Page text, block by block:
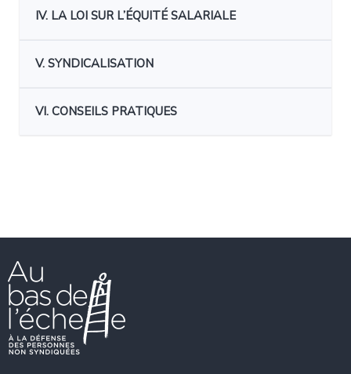
IV. LA LOI SUR L’ÉQUITÉ SALARIALE
V. SYNDICALISATION
VI. CONSEILS PRATIQUES